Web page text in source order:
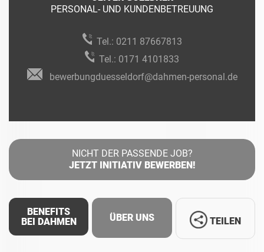
PERSONAL- UND KUNDENBETREUUNG
Tel.: 0211 87667813
Tel.: 0171 4101833
bewerbungduesseldorf@dahmen-personal.de
NICHT DER PASSENDE JOB?
JETZT INITIATIV BEWERBEN!
BENEFITS
BEI DAHMEN
ÜBER UNS TEILEN